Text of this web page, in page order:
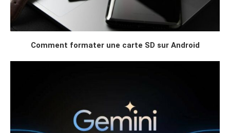
Comment formater une carte SD sur Android